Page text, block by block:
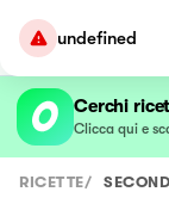
undefined
Cerchi
Clicca qui e
RICETTE/